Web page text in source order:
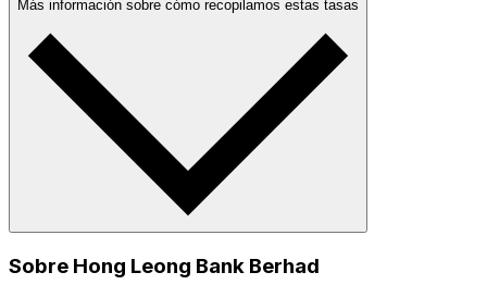
Más información sobre cómo recopilamos estas tasas
Sobre Hong Leong Bank Berhad